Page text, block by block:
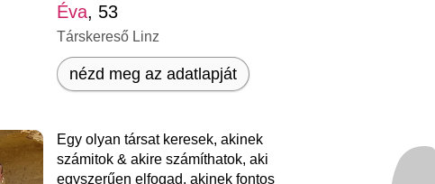
Éva, 53
Társkereső Linz
nézd meg az adatlapját
Egy olyan társat keresek, akinek
számitok & akire számíthatok, aki
egyszerűen elfogad, akinek fontos